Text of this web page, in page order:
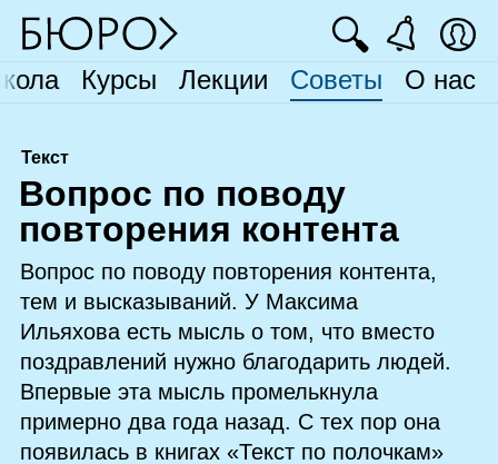
Курсы Лекции Советы О нас
🔍
Текст
Вопрос по поводу
повторения контента
Вопрос по поводу повторения контента,
тем и высказываний. У Максима
Ильяхова есть мысль о том, что вместо
поздравлений нужно благодарить людей.
Впервые эта мысль промелькнула
примерно два года назад. С тех пор она
появилась в книгах «Текст по полочкам»